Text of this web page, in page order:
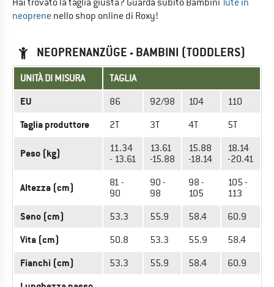
Hai trovato la taglia giusta? Guarda subito Bambini Tute in
neoprene nello shop online di Roxy!
NEOPRENANZÜGE - BAMBINI (TODDLERS)
UNITÀ DI MISURA TAGLIA
EU 86 92/98 104 110
Taglia produttore 2T 3T 4T 5T
Peso (kg)
11.34
- 13.61
13.61
-15.88
15.88
-18.14
18.14
-20.41
Altezza (cm)
81 -
90
90 -
98
98 -
105
105 -
113
Seno (cm) 53.3 55.9 58.4 60.9
Vita (cm) 50.8 53.3 55.9 58.4
Fianchi (cm) 53.3 55.9 58.4 60.9